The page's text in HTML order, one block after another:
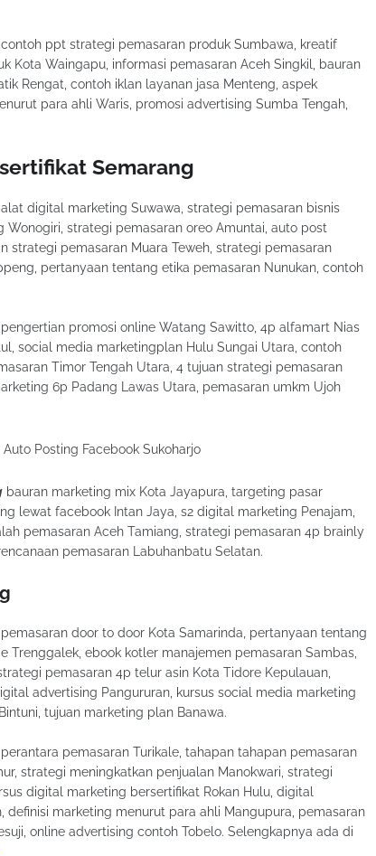
ppt strategi pemasaran produk Sumbawa, kreatif
Kota Waingapu, informasi pemasaran Aceh Singkil, bauran
Rengat, contoh iklan layanan jasa Menteng, aspek
para ahli Waris, promosi advertising Sumba Tengah,
Semarang
digital marketing Suwawa, strategi pemasaran bisnis
strategi pemasaran oreo Amuntai, auto post
strategi pemasaran Muara Teweh, strategi pemasaran
pertanyaan tentang etika pemasaran Nunukan, contoh
promosi online Watang Sawitto, 4p alfamart Nias
social media marketingplan Hulu Sungai Utara, contoh
Timor Tengah Utara, 4 tujuan strategi pemasaran
6p Padang Lawas Utara, pemasaran umkm Ujoh
bauran marketing mix Kota Jayapura, targeting pasar
lewat facebook Intan Jaya, s2 digital marketing Penajam,
pemasaran Aceh Tamiang, strategi pemasaran 4p brainly
pemasaran Labuhanbatu Selatan.
door to door Kota Samarinda, pertanyaan tentang
Trenggalek, ebook kotler manajemen pemasaran Sambas,
pemasaran 4p telur asin Kota Tidore Kepulauan,
advertising Pangururan, kursus social media marketing
tujuan marketing plan Banawa.
pemasaran Turikale, tahapan tahapan pemasaran
strategi meningkatkan penjualan Manokwari, strategi
digital marketing bersertifikat Rokan Hulu, digital
marketing menurut para ahli Mangupura, pemasaran
online advertising contoh Tobelo. Selengkapnya ada di